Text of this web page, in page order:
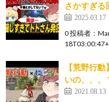
さかすぎる
2025.03.17
0 投稿者：
【荒野行
いの、、、
2021.08.13